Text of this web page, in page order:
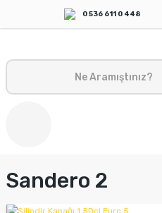
0 536 611 0 448
Sandero 2